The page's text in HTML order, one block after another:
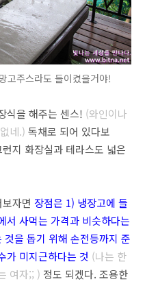
고주스라도 들이켰을거야!
식을 해주는 센스! (와인이나
네.) 독채로 되어 있다보
지 화장실과 테라스도 넓은
자면 장점은 1) 냉장고에 들
서 사먹는 가격과 비슷하다는
것을 돕기 위해 손전등까지 준
가 미지근하다는 것 (나는 한
여자;; ) 정도 되겠다. 조용한